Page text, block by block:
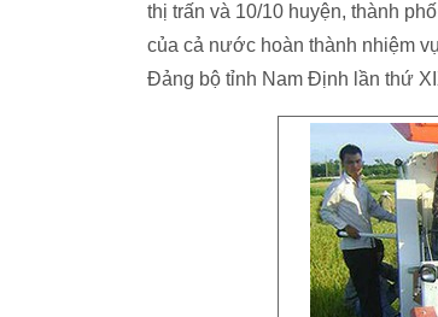
thị trấn và 10/10 huyện, thành
của cả nước hoàn thành nhiệm
Đảng bộ tỉnh Nam Định lần thứ